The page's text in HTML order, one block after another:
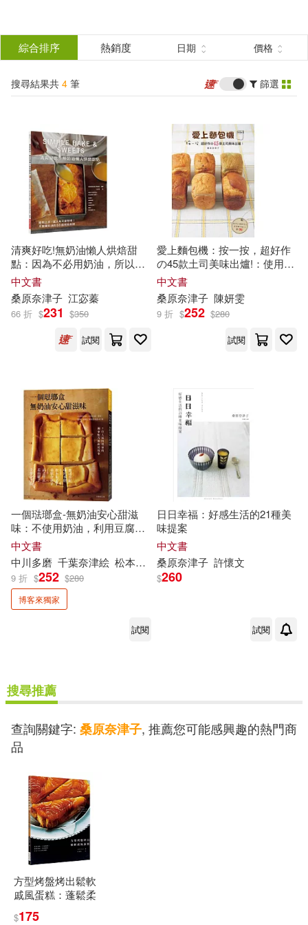
結
分類 (單選)
所有商品(4) 圖書(4)
作者 (可複選)
桑原奈津子(4) 中川多磨(1)
千葉奈津絵(1) 松本朱希子(1)
渡辺真紀(1) 若山曜子(1)
高吉洋江(1)
出版社 (可複選)
出版菊(1)
良品文化(1) 馬可孛羅(1)
配送方式
可超商取貨(4)
可新加坡店取(4)
可菲律賓店取(4)
其他 (可複選)
現在可購買商品(2)
作者/演唱/譯/編/繪(4)
範圍
綜合排序 熱銷度 日期 價格
搜尋結果共 4 筆 篩選
清爽好吃!無奶油懶人烘焙甜
點：因為不必用奶油，所以簡
單又輕鬆!不需要奶油的55道烘
焙食譜
中文書
桑原奈津子 江宓蓁
66 折 $231 $350
試閱
愛上麵包機：按一按，超好作
の45款土司美味出爐!：使用生
種酵母&速發酵母配方都OK!
中文書
桑原奈津子 陳妍雯
9 折 $252 $280
試閱
一個琺瑯盒-無奶油安心甜滋
味：不使用奶油，利用豆腐、
果乾、堅果，健康又美味的食
譜48種+7位人氣料理家的獨家
配方與廚房故事
中文書
中川多磨 千葉奈津絵 松本朱希 子 桑原奈津 子 渡辺真紀
9 折 $252 $280
博客來獨家
試閱
日日幸福：好感生活的21種美
味提案
中文書
桑原奈津子 許懷文
$260
試閱
搜尋推薦
查詢關鍵字: 桑原奈津子, 推薦您可能感興趣的熱門商
品
方型烤盤烤出鬆軟
戚風蛋糕：蓬鬆柔
蛋糕、裝飾蛋糕更
$175